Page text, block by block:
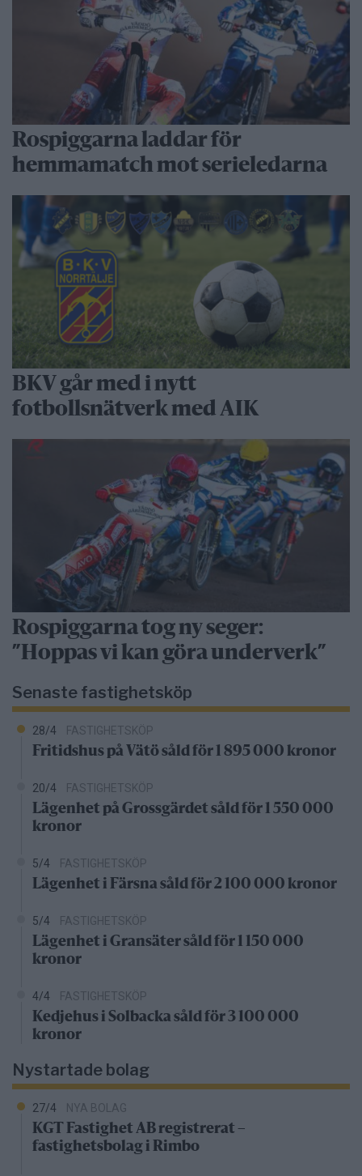
Rospiggarna laddar för
hemmamatch mot serieledarna
BKV går med i nytt
fotbollsnätverk med AIK
Rospiggarna tog ny seger:
”Hoppas vi kan göra underverk”
Senaste fastighetsköp
28/4 FASTIGHETSKÖP
Fritidshus på Vätö såld för 1 895 000 kronor
20/4 FASTIGHETSKÖP
Lägenhet på Grossgärdet såld för 1 550 000
kronor
5/4 FASTIGHETSKÖP
Lägenhet i Färsna såld för 2 100 000 kronor
5/4 FASTIGHETSKÖP
Lägenhet i Gransäter såld för 1 150 000
kronor
4/4 FASTIGHETSKÖP
Kedjehus i Solbacka såld för 3 100 000
kronor
Nystartade bolag
27/4 NYA BOLAG
KGT Fastighet AB registrerat –
fastighetsbolag i Rimbo